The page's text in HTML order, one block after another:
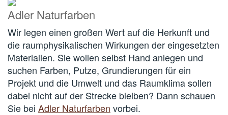
Adler Naturfarben
Wir legen einen großen Wert auf die Herkunft und
die raumphysikalischen Wirkungen der eingesetzten
Materialien. Sie wollen selbst Hand anlegen und
suchen Farben, Putze, Grundierungen für ein
Projekt und die Umwelt und das Raumklima sollen
dabei nicht auf der Strecke bleiben? Dann schauen
Sie bei Adler Naturfarben vorbei.